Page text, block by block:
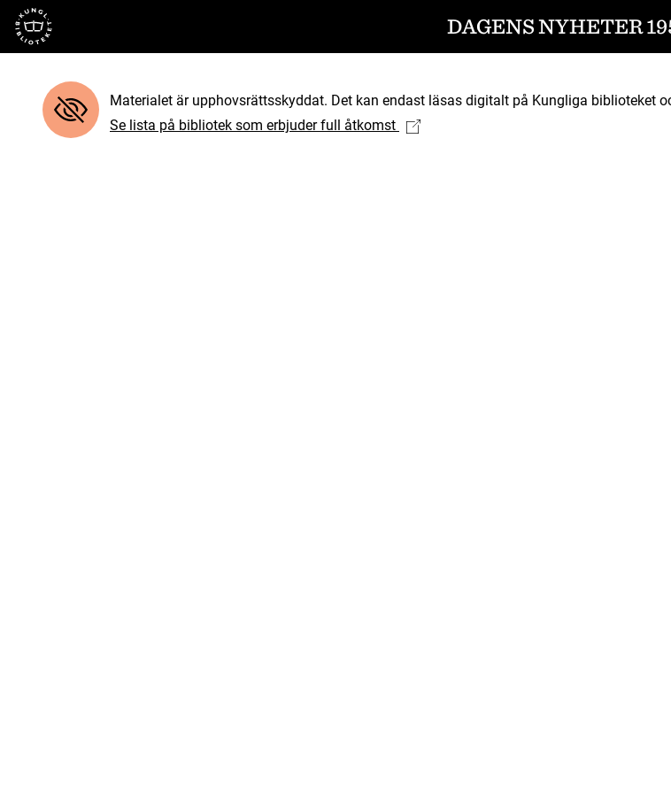
Till startsidan DAGENS NYHETER
Materialet är upphovsrättsskyddat. Det kan endast läsas digitalt på Kungliga biblioteket
Se lista på bibliotek som erbjuder full åtkomst